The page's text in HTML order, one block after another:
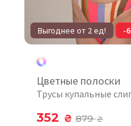
Выгоднее от 2 ед! -
Цветные полоски
Трусы купальные
352 ₴ 879₴